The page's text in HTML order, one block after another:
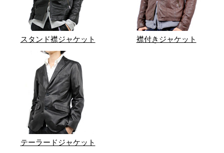
スタンド襟ジャケット 襟付きジャケット
テーラードジャケット